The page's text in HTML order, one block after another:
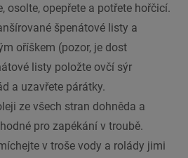
osolte, opepřete a potřete hořčicí.
špenátové listy a
oříškem (pozor, je dost
listy položte ovčí sýr
a uzavřete párátky.
ze všech stran dohněda a
pro zapékání v troubě.
v troše vody a rolády jimi